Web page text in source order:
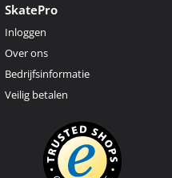
SkatePro
Inloggen
Over ons
Bedrijfsinformatie
Veilig betalen